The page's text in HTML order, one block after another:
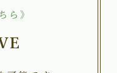
ら》